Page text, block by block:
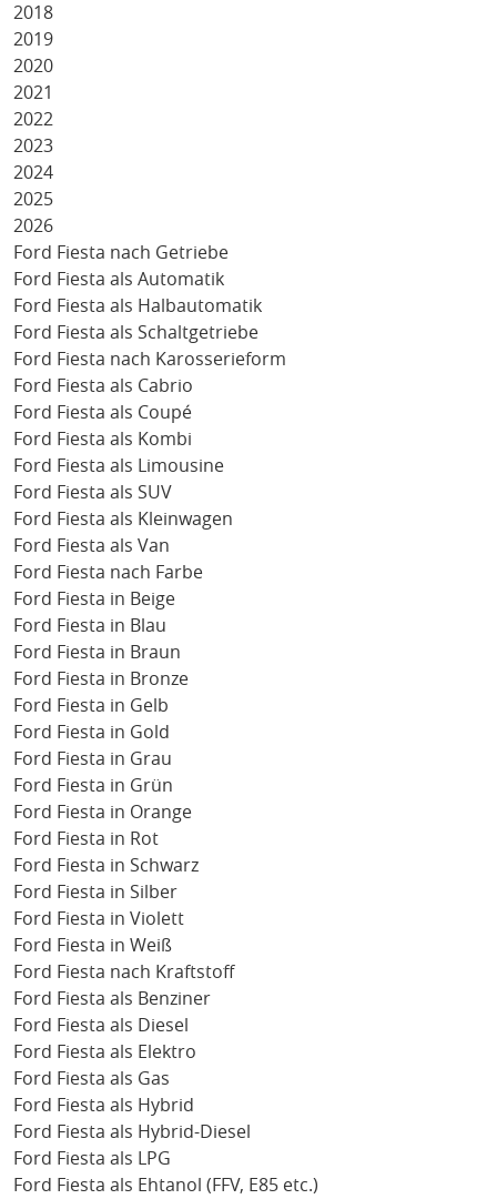
2018
2019
2020
2021
2022
2023
2024
2025
2026
Ford Fiesta nach Getriebe
Ford Fiesta als Automatik
Ford Fiesta als Halbautomatik
Ford Fiesta als Schaltgetriebe
Ford Fiesta nach Karosserieform
Ford Fiesta als Cabrio
Ford Fiesta als Coupé
Ford Fiesta als Kombi
Ford Fiesta als Limousine
Ford Fiesta als SUV
Ford Fiesta als Kleinwagen
Ford Fiesta als Van
Ford Fiesta nach Farbe
Ford Fiesta in Beige
Ford Fiesta in Blau
Ford Fiesta in Braun
Ford Fiesta in Bronze
Ford Fiesta in Gelb
Ford Fiesta in Gold
Ford Fiesta in Grau
Ford Fiesta in Grün
Ford Fiesta in Orange
Ford Fiesta in Rot
Ford Fiesta in Schwarz
Ford Fiesta in Silber
Ford Fiesta in Violett
Ford Fiesta in Weiß
Ford Fiesta nach Kraftstoff
Ford Fiesta als Benziner
Ford Fiesta als Diesel
Ford Fiesta als Elektro
Ford Fiesta als Gas
Ford Fiesta als Hybrid
Ford Fiesta als Hybrid-Diesel
Ford Fiesta als LPG
Ford Fiesta als Ehtanol (FFV, E85 etc.)